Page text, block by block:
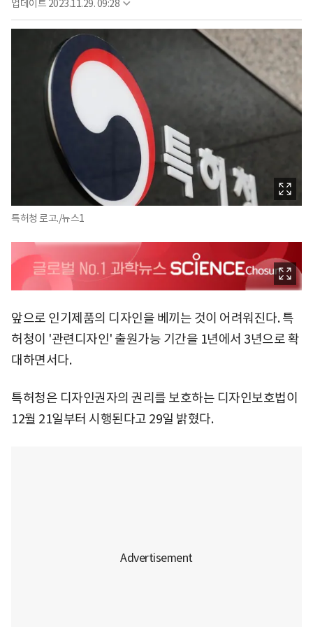
업데이트 2023.11.29. 09:28
특허청 로고./뉴스1
앞으로 인기제품의 디자인을 베끼는 것이 어려워진다. 특
허청이 '관련디자인' 출원가능 기간을 1년에서 3년으로 확
대하면서다.
특허청은 디자인권자의 권리를 보호하는 디자인보호법이
12월 21일부터 시행된다고 29일 밝혔다.